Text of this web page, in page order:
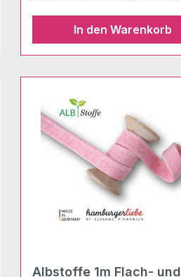
In den Warenkorb
Albstoffe 1m Flach- und